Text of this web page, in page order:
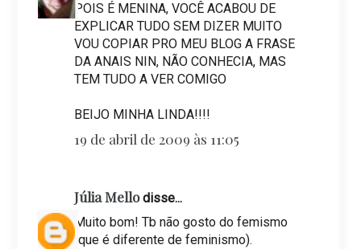
POIS É MENINA, VOCÊ ACABOU DE
EXPLICAR TUDO SEM DIZER MUITO
VOU COPIAR PRO MEU BLOG A FRASE
DA ANAIS NIN, NÃO CONHECIA, MAS
TEM TUDO A VER COMIGO
BEIJO MINHA LINDA!!!!
19 de abril de 2009 às 11:05
Júlia Mellodisse...
Muito bom! Tb não gosto do femismo
(que é diferente de feminismo).